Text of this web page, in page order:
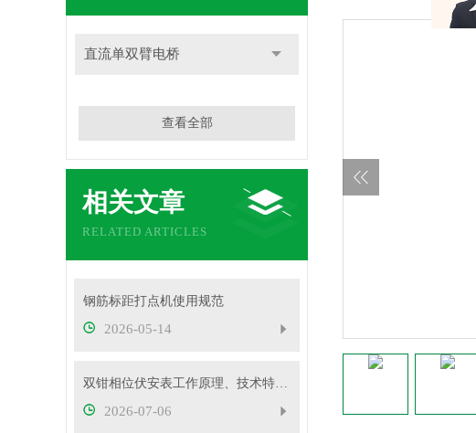
直流单双臂电桥
查看全部
相关文章
RELATED ARTICLES
钢筋标距打点机使用规范
2026-05-14
双钳相位伏安表工作原理、技术特性与电力现场应用解析
2026-07-06